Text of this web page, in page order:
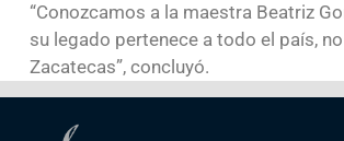
“Conozcamos a la maestra Beatriz
su legado pertenece a todo el país,
Zacatecas”, concluyó.